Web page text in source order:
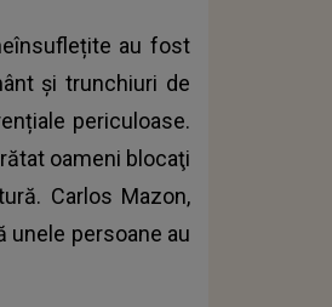
au fost
și trunchiuri de
periculoase.
oameni blocaţi
Carlos Mazon,
unele persoane au